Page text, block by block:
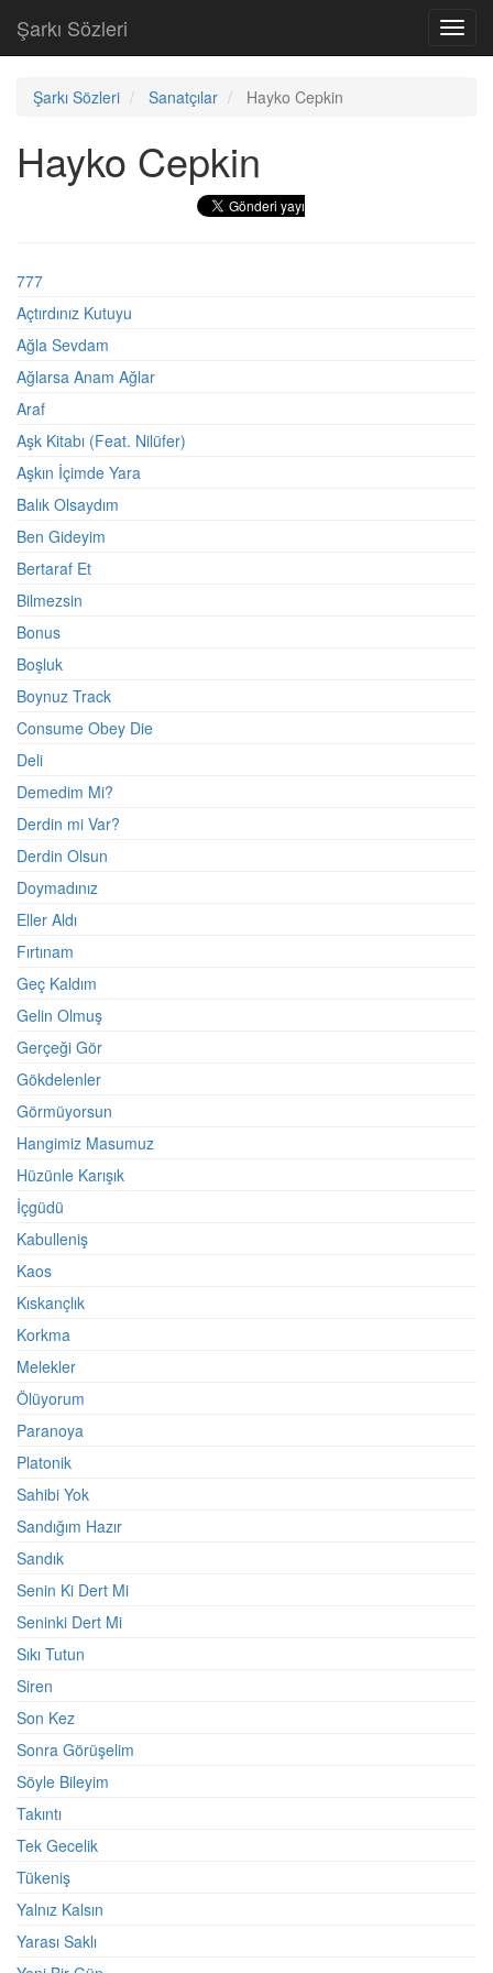
Şarkı Sözleri
Şarkı Sözleri Sanatçılar Hayko Cepkin
Hayko Cepkin
777
Açtırdınız Kutuyu
Ağla Sevdam
Ağlarsa Anam Ağlar
Araf
Aşk Kitabı (Feat. Nilüfer)
Aşkın İçimde Yara
Balık Olsaydım
Ben Gideyim
Bertaraf Et
Bilmezsin
Bonus
Boşluk
Boynuz Track
Consume Obey Die
Deli
Demedim Mi?
Derdin mi Var?
Derdin Olsun
Doymadınız
Eller Aldı
Fırtınam
Geç Kaldım
Gelin Olmuş
Gerçeği Gör
Gökdelenler
Görmüyorsun
Hangimiz Masumuz
Hüzünle Karışık
İçgüdü
Kabulleniş
Kaos
Kıskançlık
Korkma
Melekler
Ölüyorum
Paranoya
Platonik
Sahibi Yok
Sandığım Hazır
Sandık
Senin Ki Dert Mi
Seninki Dert Mi
Sıkı Tutun
Siren
Son Kez
Sonra Görüşelim
Söyle Bileyim
Takıntı
Tek Gecelik
Tükeniş
Yalnız Kalsın
Yarası Saklı